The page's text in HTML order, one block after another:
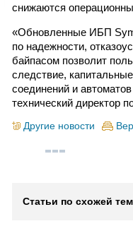
снижаются
«Обновленные ИБП
по надежности,
байпасом позволит
следствие,
соединений и
технический директор
Другие новости
Статьи по схожей